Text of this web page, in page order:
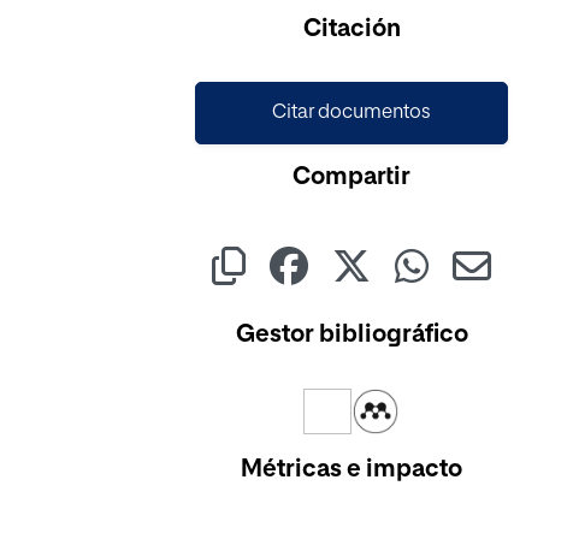
Citación
Citar documentos
Compartir
Gestor bibliográfico
Métricas e impacto